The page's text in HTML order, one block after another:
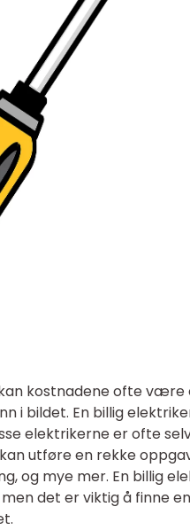
kostnadene ofte være
i bildet. En billig
elektrikerne er ofte
utføre en rekke
og mye mer. En billig
det er viktig å finne